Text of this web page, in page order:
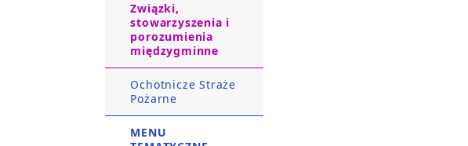
Związki,
stowarzyszenia i
porozumienia
międzygminne
Ochotnicze Straże
Pożarne
MENU